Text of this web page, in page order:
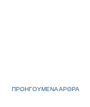
ΠΡΟΗΓΟΥΜΕΝΑ ΑΡΘΡΑ